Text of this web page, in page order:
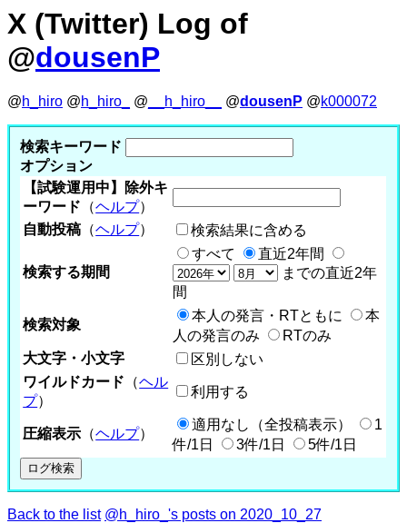
X (Twitter) Log of
@dousenP
@h_hiro @h_hiro_ @ __h_hiro__ @dousenP @k000072
検索キーワード
オプション
【試験運用中】除外キ
ーワード （ヘルプ）
自動投稿 （ヘルプ） 検索結果に含める
検索する期間
すべて
直近2年間
までの直近2年
間
検索対象
本人の発言・RTともに
本
人の発言のみ
RTのみ
大文字・小文字
区別しない
ワイルドカード （ヘル
プ）
利用する
圧縮表示 （ヘルプ）
適用なし（全投稿表示）
1
件/1日
3件/1日 5件/1日
Back to the list @h_hiro_'s posts on 2020_10_27